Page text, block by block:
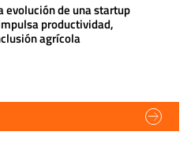
evolución de una startup
productividad,
agrícola